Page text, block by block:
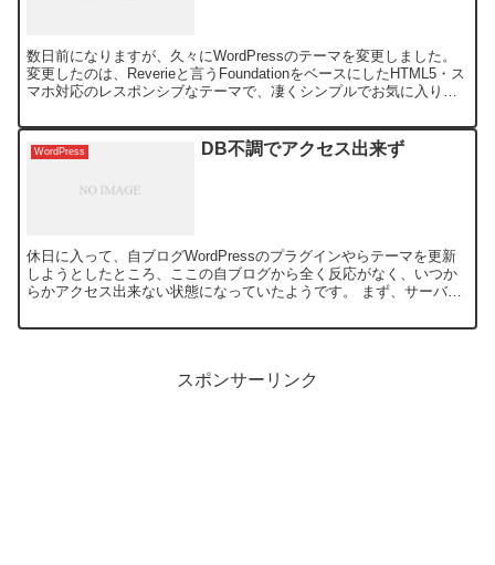
数日前になりますが、久々にWordPressのテーマを変更しました。
変更したのは、Reverieと言うFoundationをベースにしたHTML5・ス
マホ対応のレスポンシブなテーマで、凄くシンプルでお気に入りの
WordPress DB不調でアクセス出来ず
休日に入って、自ブログWordPressのプラグインやらテーマを更新
しようとしたところ、ここの自ブログから全く反応がなく、いつか
らかアクセス出来ない状態になっていたようです。 まず、サーバの
スポンサーリンク